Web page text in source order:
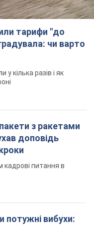
тарифи "до
чи варто
кілька разів і як
з ракетами
доповідь
кадрові питання в
потужні вибухи: